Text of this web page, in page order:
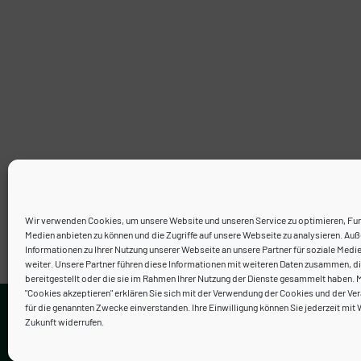
Wir verwenden Cookies, um unsere Website und unseren Service zu optimieren,
Medien anbieten zu können und die Zugriffe auf unsere Webseite zu analysieren.
Informationen zu Ihrer Nutzung unserer Webseite an unsere Partner für soziale
weiter. Unsere Partner führen diese Informationen mit weiteren Daten zusammen,
bereitgestellt oder die sie im Rahmen Ihrer Nutzung der Dienste gesammelt haben.
"Cookies akzeptieren" erklären Sie sich mit der Verwendung der Cookies und der
für die genannten Zwecke einverstanden. Ihre Einwilligung können Sie jederzeit mit
Zukunft widerrufen.
Kontakt